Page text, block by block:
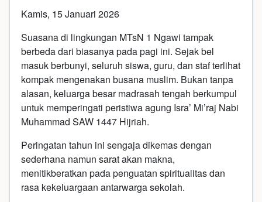
Kamis, 15 Januari 2026
Suasana di lingkungan MTsN 1 Ngawi tampak
berbeda dari biasanya pada pagi ini. Sejak bel
masuk berbunyi, seluruh siswa, guru, dan staf terlihat
kompak mengenakan busana muslim. Bukan tanpa
alasan, keluarga besar madrasah tengah berkumpul
untuk memperingati peristiwa agung Isra’ Mi’raj Nabi
Muhammad SAW 1447 Hijriah.
Peringatan tahun ini sengaja dikemas dengan
sederhana namun sarat akan makna,
menitikberatkan pada penguatan spiritualitas dan
rasa kekeluargaan antarwarga sekolah.